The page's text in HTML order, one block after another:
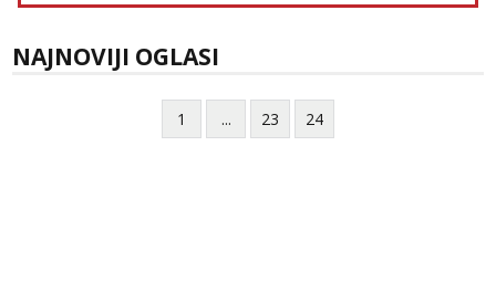
NAJNOVIJI OGLASI
1 ... 23 24